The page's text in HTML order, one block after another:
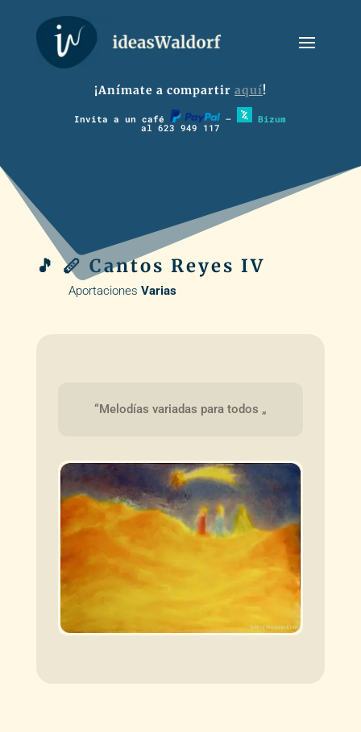
¡Anímate a compartir aquí!
Invita a un café – Bizum
al 623 949 117
🎵 🪈 Cantos Reyes IV
Aportaciones Varias
“Melodías variadas para todos „